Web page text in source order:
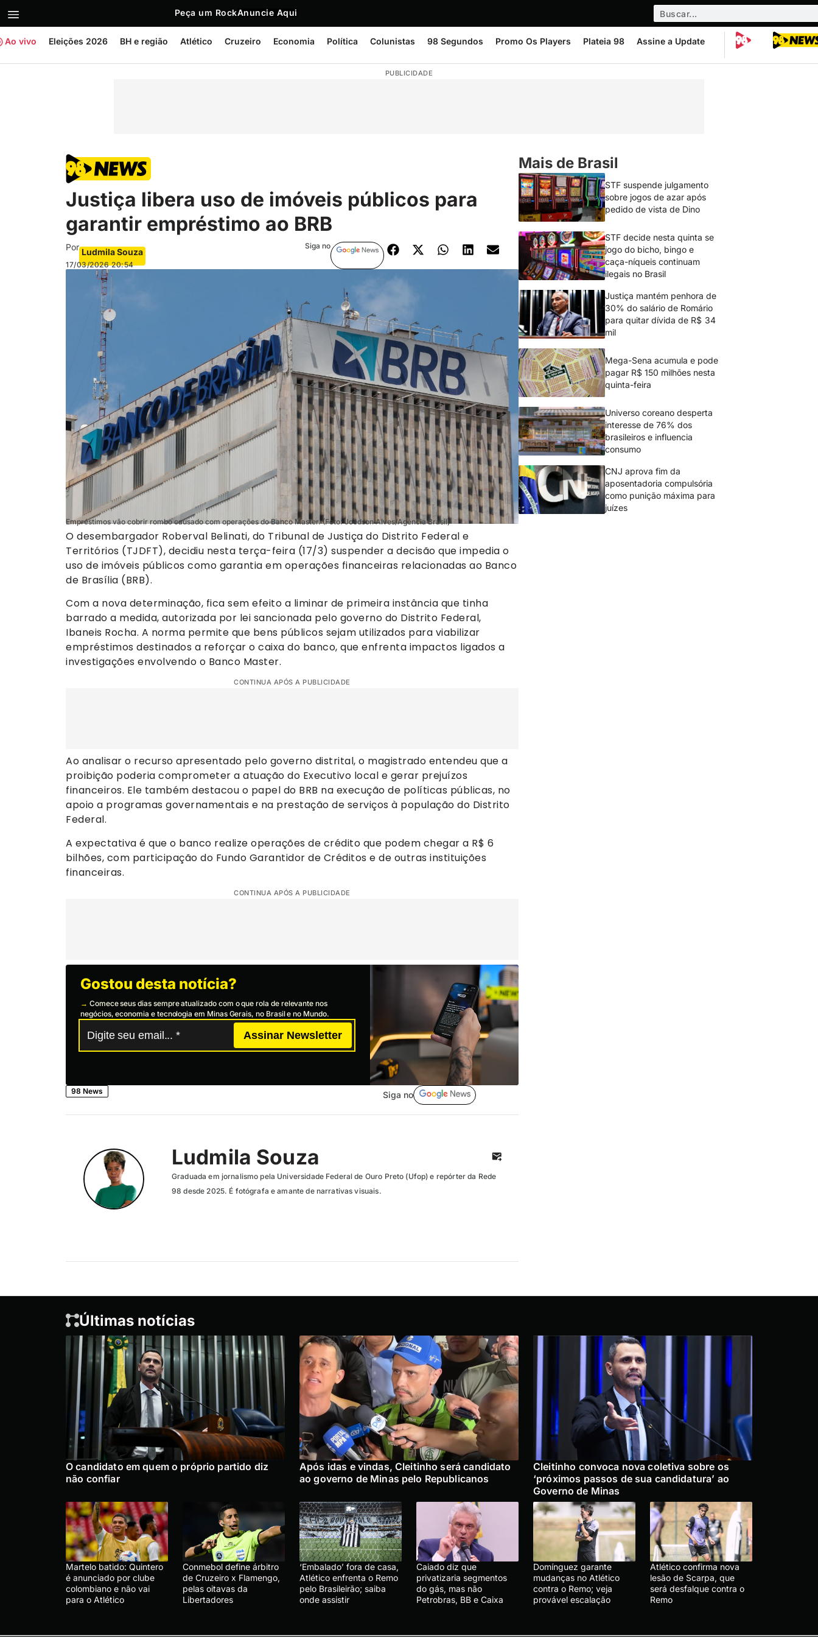
Peça um RockAnuncie Aqui
Ao vivo Eleições 2026 BH e região Atlético Cruzeiro Economia Política Colunistas 98 Segundos Promo Os Players Plateia 98 Assine a Update
PUBLICIDADE
Justiça libera uso de imóveis públicos para
garantir empréstimo ao BRB
Por Ludmila Souza
17/03/2026 20:54
Siga no
Empréstimos vão cobrir rombo causado com operações do Banco Master. (Foto: Joédson Alves/Agência Brasil)
O desembargador Roberval Belinati, do Tribunal de Justiça do Distrito Federal e
Territórios (TJDFT), decidiu nesta terça-feira (17/3) suspender a decisão que impedia o
uso de imóveis públicos como garantia em operações financeiras relacionadas ao Banco
de Brasília (BRB).
Com a nova determinação, fica sem efeito a liminar de primeira instância que tinha
barrado a medida, autorizada por lei sancionada pelo governo do Distrito Federal,
Ibaneis Rocha. A norma permite que bens públicos sejam utilizados para viabilizar
empréstimos destinados a reforçar o caixa do banco, que enfrenta impactos ligados a
investigações envolvendo o Banco Master.
CONTINUA APÓS A PUBLICIDADE
Ao analisar o recurso apresentado pelo governo distrital, o magistrado entendeu que a
proibição poderia comprometer a atuação do Executivo local e gerar prejuízos
financeiros. Ele também destacou o papel do BRB na execução de políticas públicas, no
apoio a programas governamentais e na prestação de serviços à população do Distrito
Federal.
A expectativa é que o banco realize operações de crédito que podem chegar a R$ 6
bilhões, com participação do Fundo Garantidor de Créditos e de outras instituições
financeiras.
CONTINUA APÓS A PUBLICIDADE
Gostou desta notícia?
→ Comece seus dias sempre atualizado com o que rola de relevante nos
negócios, economia e tecnologia em Minas Gerais, no Brasil e no Mundo.
Assinar Newsletter
98 News Siga no
Ludmila Souza
Graduada em jornalismo pela Universidade Federal de Ouro Preto (Ufop) e repórter da Rede
98 desde 2025. É fotógrafa e amante de narrativas visuais.
Mais de Brasil
STF suspende julgamento
sobre jogos de azar após
pedido de vista de Dino
STF decide nesta quinta se
jogo do bicho, bingo e
caça-níqueis continuam
ilegais no Brasil
Justiça mantém penhora de
30% do salário de Romário
para quitar dívida de R$ 34
mil
Mega-Sena acumula e pode
pagar R$ 150 milhões nesta
quinta-feira
Universo coreano desperta
interesse de 76% dos
brasileiros e influencia
consumo
CNJ aprova fim da
aposentadoria compulsória
como punição máxima para
juízes
Últimas notícias
O candidato em quem o próprio partido diz
não confiar
Após idas e vindas, Cleitinho será candidato
ao governo de Minas pelo Republicanos
Cleitinho convoca nova coletiva sobre os
‘próximos passos de sua candidatura’ ao
Governo de Minas
Martelo batido: Quintero
é anunciado por clube
colombiano e não vai
para o Atlético
Conmebol define árbitro
de Cruzeiro x Flamengo,
pelas oitavas da
Libertadores
‘Embalado’ fora de casa,
Atlético enfrenta o Remo
pelo Brasileirão; saiba
onde assistir
Caiado diz que
privatizaria segmentos
do gás, mas não
Petrobras, BB e Caixa
Domínguez garante
mudanças no Atlético
contra o Remo; veja
provável escalação
Atlético confirma nova
lesão de Scarpa, que
será desfalque contra o
Remo